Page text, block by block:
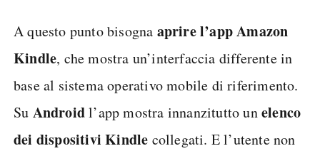
A questo punto bisogna aprire l’app Amazon
Kindle, che mostra un’interfaccia differente in
base al sistema operativo mobile di riferimento.
Su Androidl’app mostra innanzitutto unelenco
dei dispositivi Kindle collegati. E l’utente non